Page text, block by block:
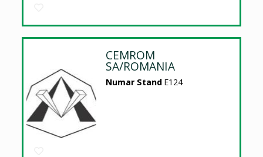
CEMROM
SA/ROMANIA
Numar Stand E124